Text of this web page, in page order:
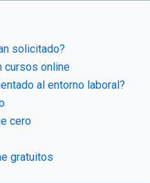
solicitado?
cursos online
al entorno laboral?
cero
gratuitos